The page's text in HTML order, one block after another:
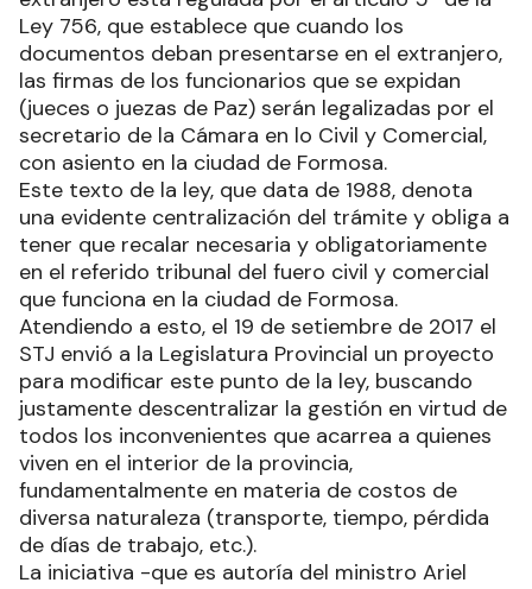
Ley 756, que establece que cuando los
documentos deban presentarse en el extranjero,
las firmas de los funcionarios que se expidan
(jueces o juezas de Paz) serán legalizadas por el
secretario de la Cámara en lo Civil y Comercial,
con asiento en la ciudad de Formosa.
Este texto de la ley, que data de 1988, denota
una evidente centralización del trámite y obliga a
tener que recalar necesaria y obligatoriamente
en el referido tribunal del fuero civil y comercial
que funciona en la ciudad de Formosa.
Atendiendo a esto, el 19 de setiembre de 2017 el
STJ envió a la Legislatura Provincial un proyecto
para modificar este punto de la ley, buscando
justamente descentralizar la gestión en virtud de
todos los inconvenientes que acarrea a quienes
viven en el interior de la provincia,
fundamentalmente en materia de costos de
diversa naturaleza (transporte, tiempo, pérdida
de días de trabajo, etc.).
La iniciativa -que es autoría del ministro Ariel